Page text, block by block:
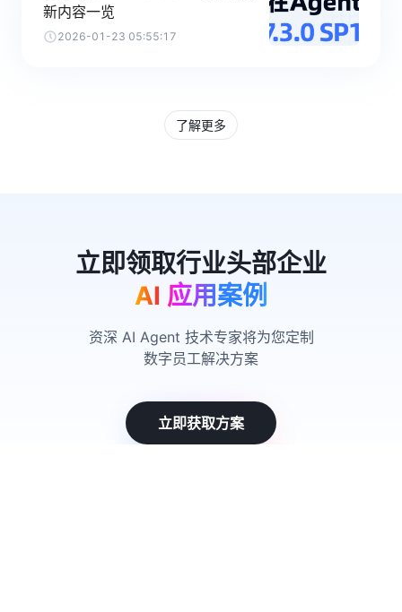
新内容一览
2026-01-23 05:55:17
了解更多
AI 应用案例
资深 AI Agent 技术专家将为您定制
数字员工解决方案
立即获取方案